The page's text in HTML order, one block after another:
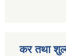
कर तथा